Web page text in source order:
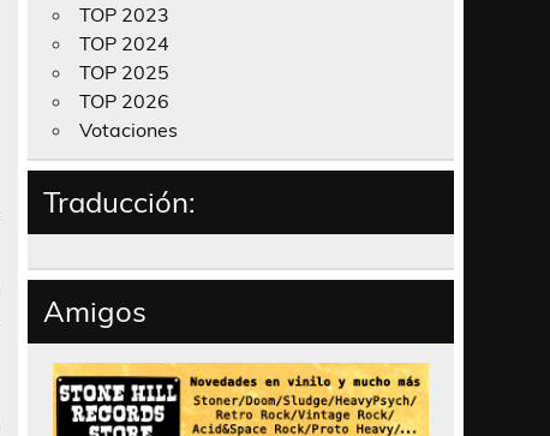
TOP 2023
TOP 2024
TOP 2025
TOP 2026
Votaciones
Traducción:
Amigos